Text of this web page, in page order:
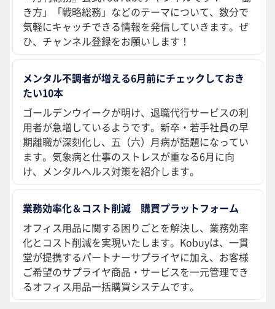
き方」「戦略総務」などのテーマについて、数分で
気軽にキャッチできる情報を発信していきます。ぜ
ひ、チャンネル登録をお願いします！
メンタル不調者が増える6月前にチェックしておき
たい10本
ゴールデンウイークが明け、退職代行サービスの利
用者が急増しているようです。新卒・若手社員の早
期離職が深刻化し、五（六）月病が話題になってい
ます。気象病と仕事のストレスが重なる6月に向
け、メンタルヘルス対策を紹介します。
業務効率化＆コスト削減 購買プラットフォーム
オフィス用品に関する困りごとを解決し、業務効率
化とコスト削減を実現いたします。Kobuyは、一貫
堂が提携するパートナーサプライヤに加え、お客様
ご希望のサプライヤ商品・サービスを一元管理でき
るオフィス用品一括購買システムです。